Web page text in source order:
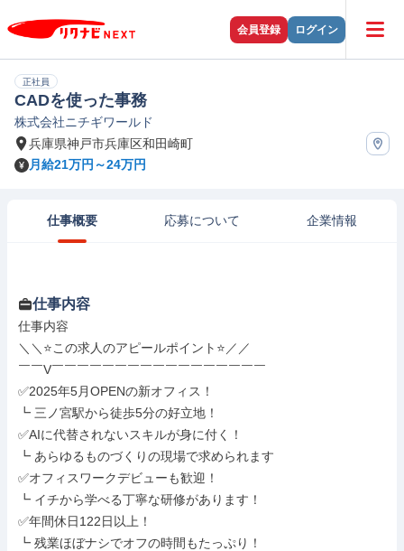
会員登録 ログイン
正社員
CADを使った事務
株式会社ニチギワールド
兵庫県神戸市兵庫区和田崎町
月給21万円～24万円
仕事概要 応募について 企業情報
仕事内容
仕事内容
＼＼⭐この求人のアピールポイント⭐／／
￣￣V￣￣￣￣￣￣￣￣￣￣￣￣￣￣￣￣￣
✅2025年5月OPENの新オフィス！
┗ 三ノ宮駅から徒歩5分の好立地！
✅AIに代替されないスキルが身に付く！
┗ あらゆるものづくりの現場で求められます
✅オフィスワークデビューも歓迎！
┗ イチから学べる丁寧な研修があります！
✅年間休日122日以上！
┗ 残業ほぼナシでオフの時間もたっぷり！